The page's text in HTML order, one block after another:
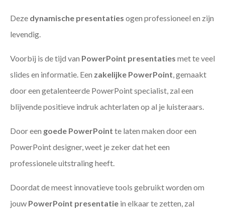
Deze dynamische presentaties ogen professioneel en zijn
levendig.
Voorbij is de tijd van PowerPoint presentaties met te veel
slides en informatie. Een zakelijke PowerPoint, gemaakt
door een getalenteerde PowerPoint specialist, zal een
blijvende positieve indruk achterlaten op al je luisteraars.
Door een goede PowerPoint te laten maken door een
PowerPoint designer, weet je zeker dat het een
professionele uitstraling heeft.
Doordat de meest innovatieve tools gebruikt worden om
jouw PowerPoint presentatie in elkaar te zetten, zal